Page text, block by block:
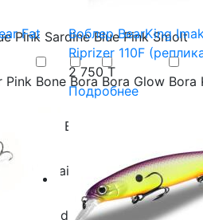
Pink Sardine Blue Pink Smolt
Pink Bone Bora Bora Glow Bora
Boroda Baits 108
Boroda Baits 116 Boroda Baits
Boroda Baits 207i Boroda
Fat
Воблер BearKing
Riprizer 110F
2 750 T
Подробнее